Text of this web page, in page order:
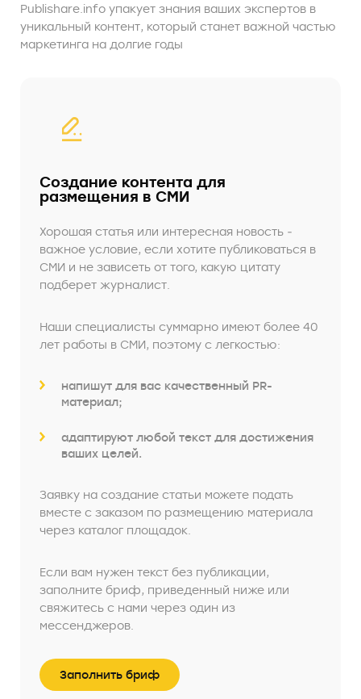
Publishare.info упакует знания ваших экспертов в
уникальный контент, который станет важной частью
маркетинга на долгие годы
Создание контента для
размещения в СМИ
Хорошая статья или интересная новость ‒
важное условие, если хотите публиковаться в
СМИ и не зависеть от того, какую цитату
подберет журналист.
Наши специалисты суммарно имеют более 40
лет работы в СМИ, поэтому с легкостью:
напишут для вас качественный PR-
материал;
адаптируют любой текст для достижения
ваших целей.
Заявку на создание статьи можете подать
вместе с заказом по размещению материала
через каталог площадок.
Если вам нужен текст без публикации,
заполните бриф, приведенный ниже или
свяжитесь с нами через один из
мессенджеров.
Заполнить бриф